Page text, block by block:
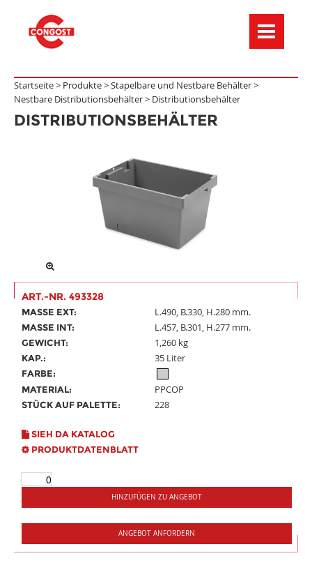
Startseite > Produkte>Stapelbare und Nestbare Behälter>
Nestbare Distributionsbehälter> Distributionsbehälter
DISTRIBUTIONSBEHÄLTER
ART.-NR. 493328
MASSE EXT: L.490, B.330, H.280 mm.
MASSE INT: L.457, B.301, H.277 mm.
GEWICHT: 1,260 kg
KAP.: 35 Liter
FARBE:
MATERIAL:
PPCOP
STÜCK AUF PALETTE: 228
SIEH DA KATALOG
PRODUKTDATENBLATT
HINZUFÜGEN ZU ANGEBOT
ANGEBOT ANFORDERN